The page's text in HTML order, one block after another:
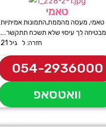
טאמי
טאמי, מעסה מהממת,התמונות אמיתיות
מבטיחה לך עיסוי שלא תשכח תתקשר….
054-2936000
וואטסאפ